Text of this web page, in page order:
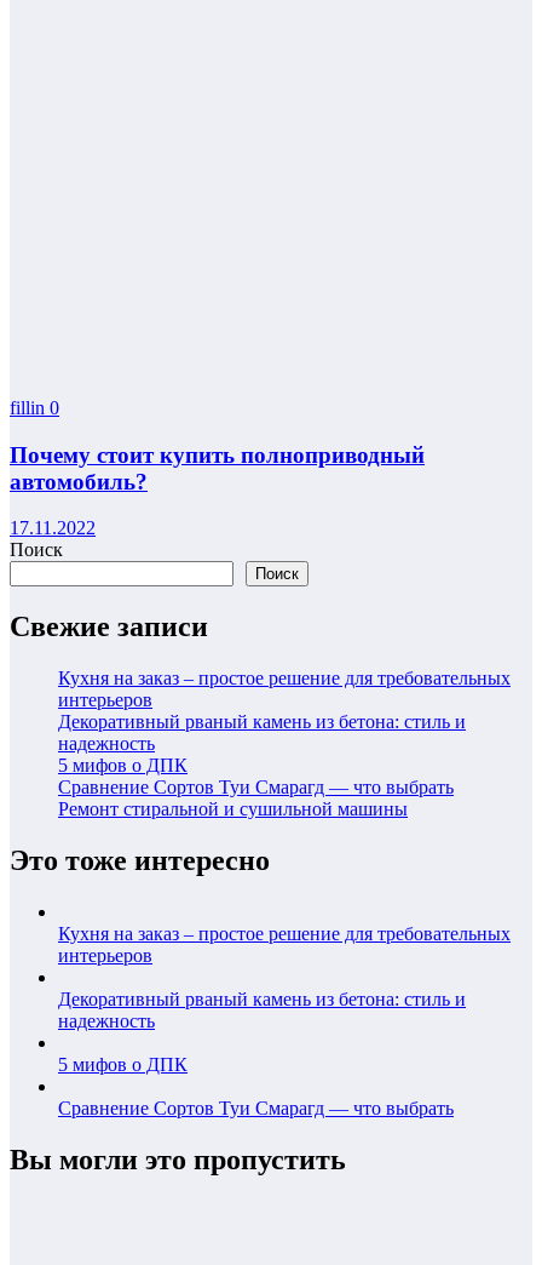
fillin 0
Почему стоит купить полноприводный
автомобиль?
17.11.2022
Поиск
Поиск
Свежие записи
Кухня на заказ – простое решение для требовательных
интерьеров
Декоративный рваный камень из бетона: стиль и
надежность
5 мифов о ДПК
Сравнение Сортов Туи Смарагд — что выбрать
Ремонт стиральной и сушильной машины
Это тоже интересно
Кухня на заказ – простое решение для требовательных
интерьеров
Декоративный рваный камень из бетона: стиль и
надежность
5 мифов о ДПК
Сравнение Сортов Туи Смарагд — что выбрать
Вы могли это пропустить